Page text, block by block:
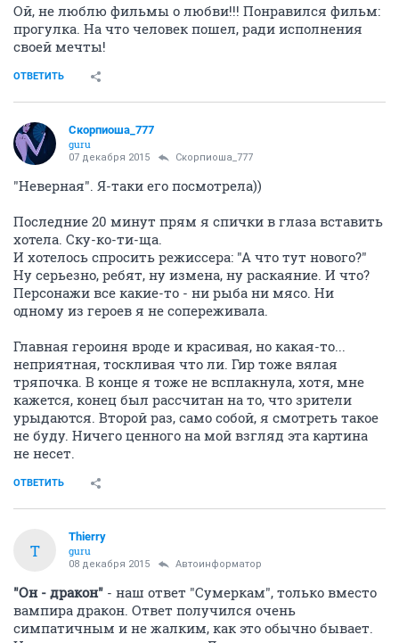
Ой, не люблю фильмы о любви!!! Понравился фильм:
прогулка. На что человек пошел, ради исполнения
своей мечты!
ОТВЕТИТЬ
Скорпиоша_777
guru
07 декабря 2015 Скорпиоша_777
"Неверная". Я-таки его посмотрела))
Последние 20 минут прям я спички в глаза вставить
хотела. Ску-ко-ти-ща.
И хотелось спросить режиссера: "А что тут нового?"
Ну серьезно, ребят, ну измена, ну раскаяние. И что?
Персонажи все какие-то - ни рыба ни мясо. Ни
одному из героев я не сопереживала.
Главная героиня вроде и красивая, но какая-то...
неприятная, тоскливая что ли. Гир тоже вялая
тряпочка. В конце я тоже не всплакнула, хотя, мне
кажется, конец был рассчитан на то, что зрители
урыдаются. Второй раз, само собой, я смотреть такое
не буду. Ничего ценного на мой взгляд эта картина
не несет.
ОТВЕТИТЬ
T
Thierry
guru
08 декабря 2015 Автоинформатор
"Он - дракон" - наш ответ "Сумеркам", только вместо
вампира дракон. Ответ получился очень
симпатичным и не жалким, как это обычно бывает.